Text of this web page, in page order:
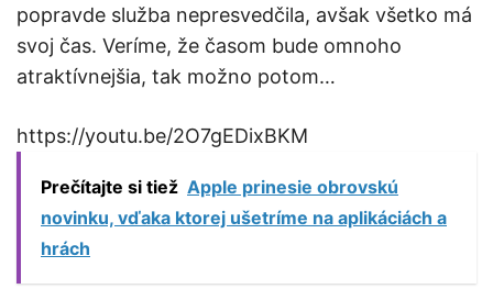
popravde služba nepresvedčila, avšak všetko má
svoj čas. Veríme, že časom bude omnoho
atraktívnejšia, tak možno potom…
https://youtu.be/2O7gEDixBKM
Prečítajte si tiež Apple prinesie obrovskú
novinku, vďaka ktorej ušetríme na aplikáciách a
hrách